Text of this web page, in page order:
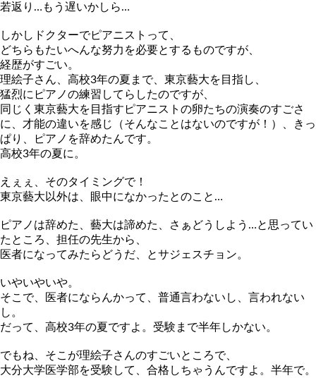
若返り…もう遅いかしら…
しかしドクターでピアニストって、
どちらもたいへんな努力を必要とするものですが、
経歴がすごい。
理絵子さん、高校3年の夏まで、東京藝大を目指し、
猛烈にピアノの練習してらしたのですが、
同じく東京藝大を目指すピアニストの卵たちの演奏のすごさ
に、才能の違いを感じ（そんなことはないのですが！）、きっ
ぱり、ピア ノを辞めたんです。
高校3年の夏に。
えぇぇ、そのタイミングで！
東京藝大以外は、眼中になかったとのこと…
ピアノは辞めた、藝大は諦めた、さぁどうしよう…と思ってい
たと ころ、担任の先生から、
医者になってみたらどうだ、とサジェスチョン。
いやいやいや。
そこで、医者にならんかって、普通言わないし、言われない
し。
だって、高校3年の夏ですよ。受験まで半年しかない。
でもね、そこが理絵子さんのすごいところで、
大分大学医学部を受験して、合格しちゃうんですよ。半年で。